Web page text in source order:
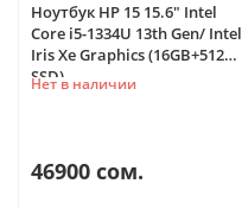
Ноутбук HP 15 15.6" Intel
Core i5-1334U 13th Gen/ Intel
Iris Xe Graphics (16GB+512GB
SSD)
Нет в наличии
46900 сом.